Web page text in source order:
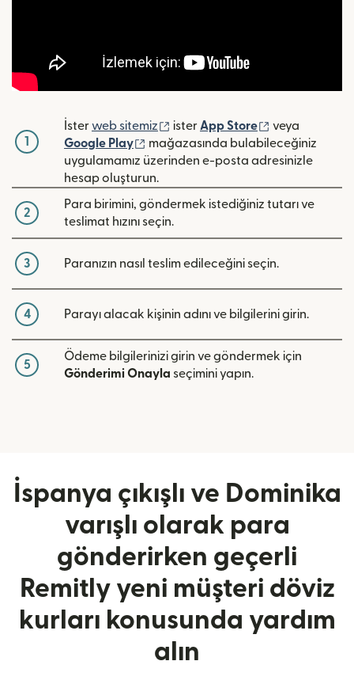
1
İsterweb sitemiz (yeni pencerede açılır)
ister App Store (yeni
veya
Google Play
(yeni pencerede açılır)
mağazasında bulabileceğiniz
uygulamamız üzerinden e-posta adresinizle
hesap oluşturun.
2
Para birimini, göndermek istediğiniz tutarı ve
teslimat hızını seçin.
3 Paranızın nasıl teslim edileceğini seçin.
4 Parayı alacak kişinin adını ve bilgilerini girin.
5
Ödeme bilgilerinizi girin ve göndermek için
Gönderimi Onayla seçimini yapın.
İspanya çıkışlı ve Dominika
varışlı olarak para
gönderirken geçerli
Remitly yeni müşteri döviz
kurları konusunda yardım
alın